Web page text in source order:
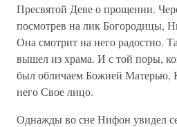
Пресвятой Деве о прощении.
посмотрев на лик Богородицы,
Она смотрит на него радостно.
вышел из храма. И с той поры,
был обличаем Божией Матерью,
него Свое лицо.
Однажды во сне Нифон увидел